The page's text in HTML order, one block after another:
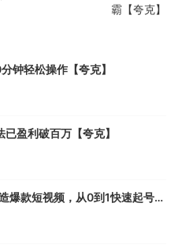
霸【夸克】
钟轻松操作【夸克】
盈利破百万【夸克】
爆款短视频，从0到1快速起号